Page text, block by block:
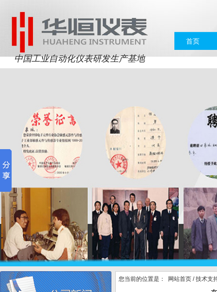
中国工业自动化仪表研发生产基地
首页
您当前的位置是： 网站首页 /技术支